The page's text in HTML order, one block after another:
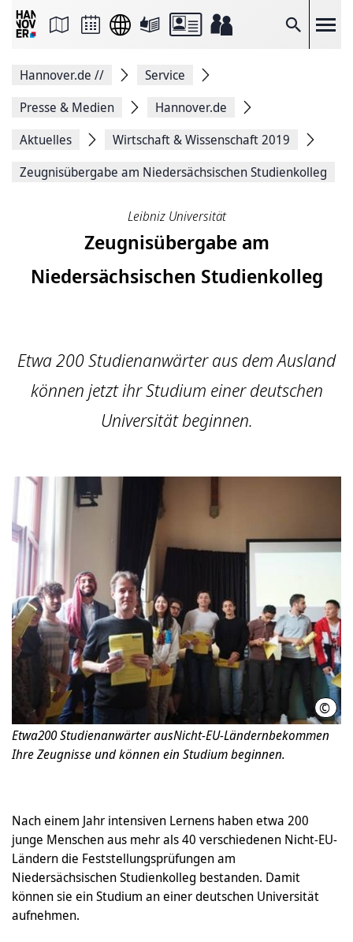
Suche
Seite
Facebook
teilen
Seitenlink
Seite
Hannover.de //
Service
Presse & Medien
Hannover.de
Aktuelles
Wirtschaft & Wissenschaft 2019
Zeugnisübergabe am Niedersächsischen Studienkolleg
Leibniz Universität
Zeugnisübergabe am
Niedersächsischen Studienkolleg
Etwa 200 Studienanwärter aus dem Ausland
können jetzt ihr Studium einer deutschen
Universität beginnen.
©
Etwa200 Studienanwärter ausNicht-EU-Ländernbekommen
Ihre Zeugnisse und können ein Studium beginnen.
Nach einem Jahr intensiven Lernens haben etwa 200
junge Menschen aus mehr als 40 verschiedenen Nicht-EU-
Ländern die Feststellungsprüfungen am
Niedersächsischen Studienkolleg bestanden. Damit
können sie ein Studium an einer deutschen Universität
aufnehmen.